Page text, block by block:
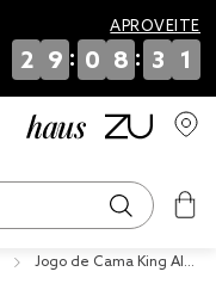
APROVEITE
2 9 : 0 8 : 3 1
Jogo de Cama King Alt